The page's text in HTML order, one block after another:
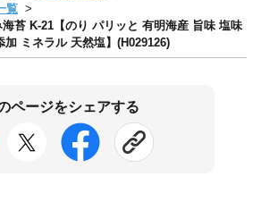
覧
海苔 K-21【のり パリッと 有明海産 旨味 塩味
ミネラル 天然塩】(H029126)
ページをシェアする